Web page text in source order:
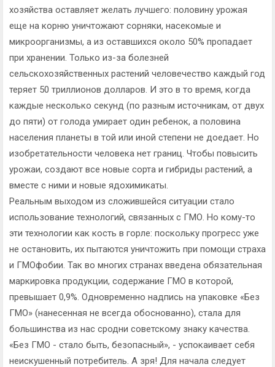
хозяйства оставляет желать лучшего: половину урожая
еще на корню уничтожают сорняки, насекомые и
микроорганизмы, а из оставшихся около 50% пропадает
при хранении. Только из-за болезней
сельскохозяйственных растений человечество каждый год
теряет 50 триллионов долларов. И это в то время, когда
каждые несколько секунд (по разным источникам, от двух
до пяти) от голода умирает один ребенок, а половина
населения планеты в той или иной степени не доедает. Но
изобретательности человека нет границ. Чтобы повысить
урожаи, создают все новые сорта и гибриды растений, а
вместе с ними и новые ядохимикаты.
Реальным выходом из сложившейся ситуации стало
использование технологий, связанных с ГМО. Но кому-то
эти технологии как кость в горле: поскольку прогресс уже
не остановить, их пытаются уничтожить при помощи страха
и ГМОфобии. Так во многих странах введена обязательная
маркировка продукции, содержание ГМО в которой,
превышает 0,9%. Одновременно надпись на упаковке «Без
ГМО» (нанесенная не всегда обоснованно), стала для
большинства из нас сродни советскому знаку качества.
«Без ГМО - стало быть, безопасный», - успокаивает себя
неискушенный потребитель. А зря! Для начала следует